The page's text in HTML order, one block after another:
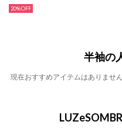
20%
半袖の
現在おすすめアイテムはありません